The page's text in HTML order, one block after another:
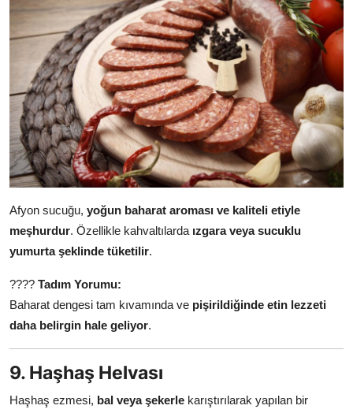
Afyon sucuğu, yoğun baharat aroması ve kaliteli etiyle
meşhurdur. Özellikle kahvaltılarda ızgara veya sucuklu
yumurta şeklinde tüketilir.
???? Tadım Yorumu:
Baharat dengesi tam kıvamında ve pişirildiğinde etin lezzeti
daha belirgin hale geliyor.
9. Haşhaş Helvası
Haşhaş ezmesi, bal veya şekerle karıştırılarak yapılan bir